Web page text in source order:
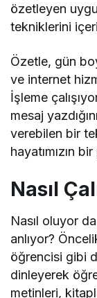
özetleyen
tekniklerini
Özetle, gün
ve internet
İşleme
mesaj
verebilen bir
hayatımızın
Nasıl
Nasıl oluyor
anlıyor?
öğrencisi gibi
dinleyerek
metinleri,